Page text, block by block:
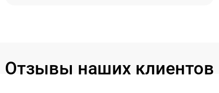
Отзывы наших клиентов